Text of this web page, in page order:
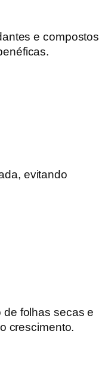
e compostos
evitando
de folhas secas e
crescimento.